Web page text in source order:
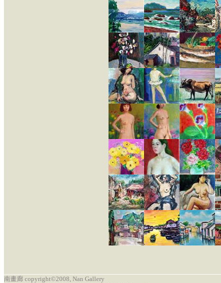
南畫廊 copyright©2008, Nan Gallery